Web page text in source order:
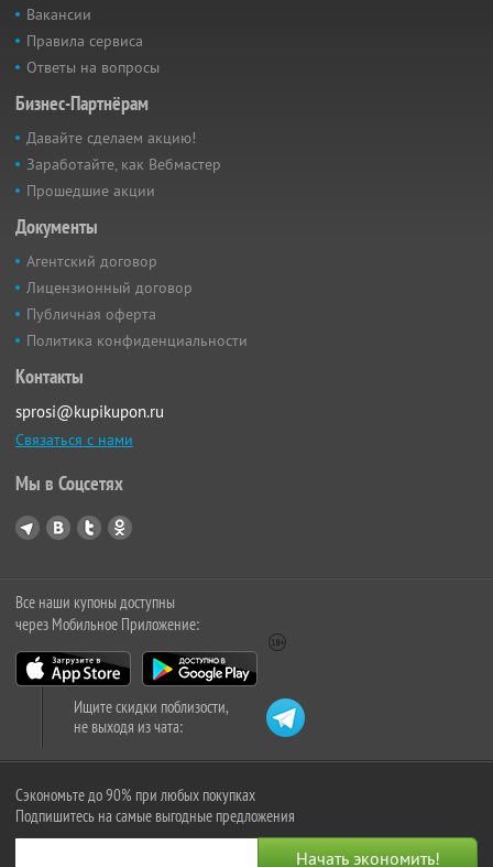
Вакансии
Правила сервиса
Ответы на вопросы
Бизнес-Партнёрам
Давайте сделаем акцию!
Заработайте, как Вебмастер
Прошедшие акции
Документы
Агентский договор
Лицензионный договор
Публичная оферта
Политика конфиденциальности
Контакты
sprosi@kupikupon.ru
Связаться с нами
Мы в Соцсетях
Все наши купоны доступны
через Мобильное Приложение:
Ищите скидки поблизости,
не выходя из чата:
Сэкономьте до 90% при любых покупках
Подпишитесь на самые выгодные предложения